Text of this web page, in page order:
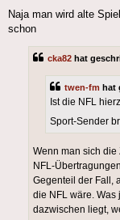
Naja man wird alte
schon
cka82 hat
twen-fm hat
Ist die NFL
Sport-Sender
Wenn man sich
NFL-
Gegenteil der Fall,
die NFL wäre. Was
dazwischen liegt,